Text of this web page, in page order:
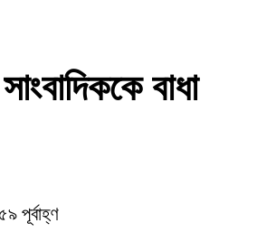
বাধা
পূর্বাহ্ণ